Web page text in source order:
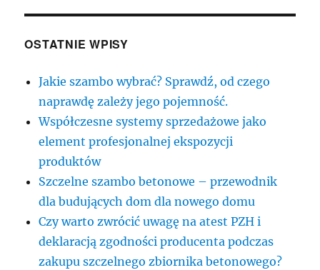
OSTATNIE WPISY
Jakie szambo wybrać? Sprawdź, od czego
naprawdę zależy jego pojemność.
Współczesne systemy sprzedażowe jako
element profesjonalnej ekspozycji
produktów
Szczelne szambo betonowe – przewodnik
dla budujących dom dla nowego domu
Czy warto zwrócić uwagę na atest PZH i
deklaracją zgodności producenta podczas
zakupu szczelnego zbiornika betonowego?